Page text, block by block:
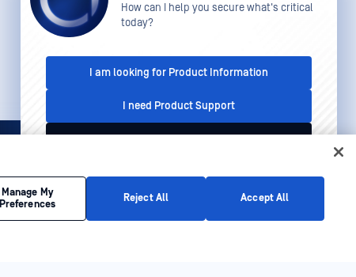
Manage My
Preferences
Reject All Accept All
How can I help you secure what's critical
today?
I am looking for Product Information
I need Product Support
This conversation is recorded for quality assurance
purposes. See our